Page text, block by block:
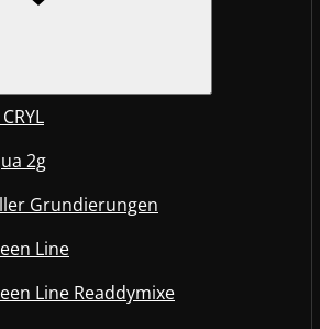
2g
Grundierungen
Line
Line Readdymixe